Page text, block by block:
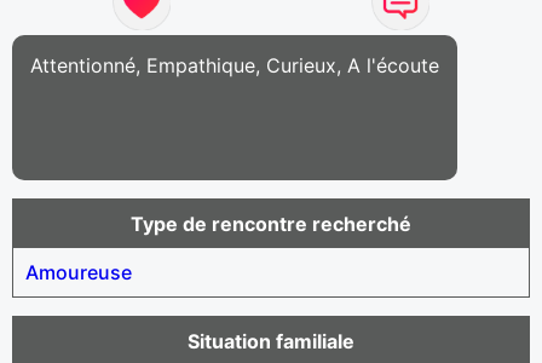
Attentionné, Empathique, Curieux, A l'écoute
Type de rencontre recherché
Amoureuse
Situation familiale